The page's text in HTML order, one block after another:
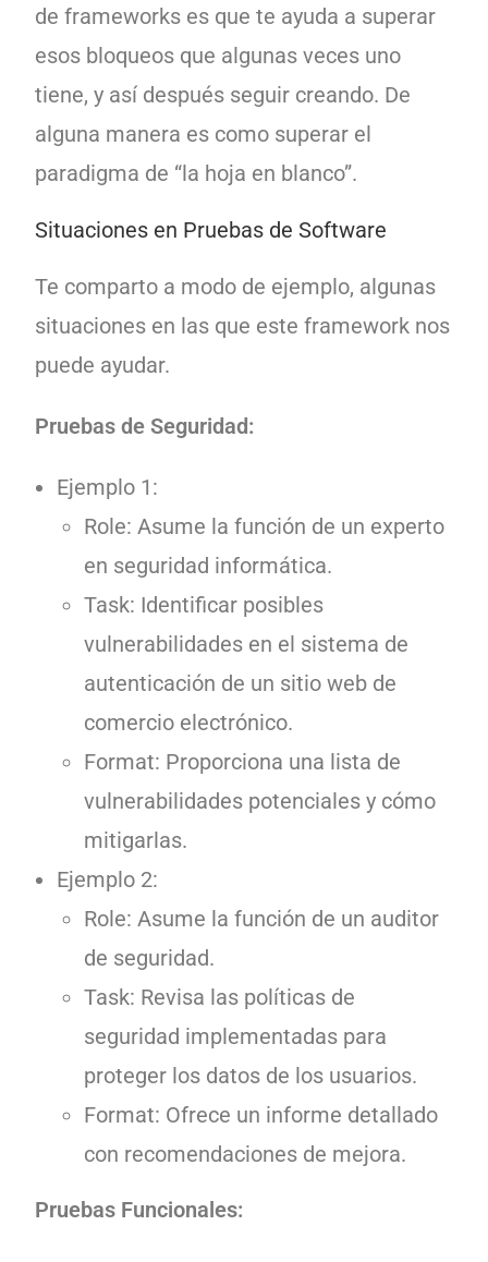
de frameworks es que te ayuda a superar
esos bloqueos que algunas veces uno
tiene, y así después seguir creando. De
alguna manera es como superar el
paradigma de “la hoja en blanco”.
Situaciones en Pruebas de Software
Te comparto a modo de ejemplo, algunas
situaciones en las que este framework nos
puede ayudar.
Pruebas de Seguridad:
Ejemplo 1:
Role: Asume la función de un experto
en seguridad informática.
Task: Identificar posibles
vulnerabilidades en el sistema de
autenticación de un sitio web de
comercio electrónico.
Format: Proporciona una lista de
vulnerabilidades potenciales y cómo
mitigarlas.
Ejemplo 2:
Role: Asume la función de un auditor
de seguridad.
Task: Revisa las políticas de
seguridad implementadas para
proteger los datos de los usuarios.
Format: Ofrece un informe detallado
con recomendaciones de mejora.
Pruebas Funcionales: